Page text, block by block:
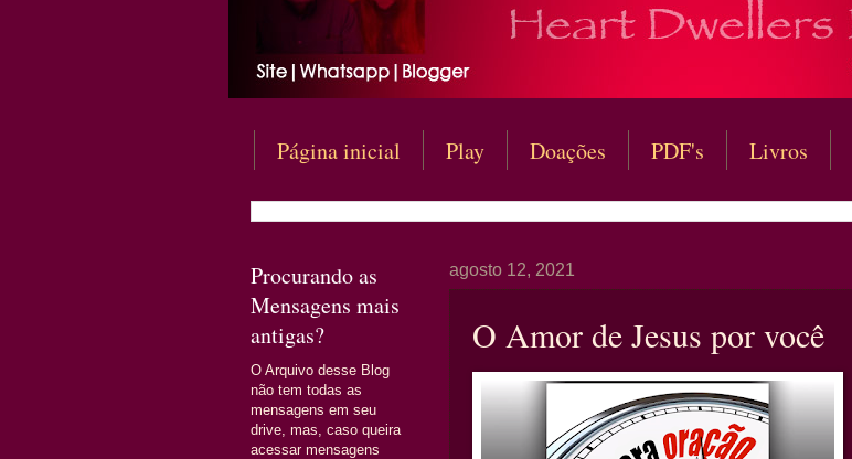
Página inicial Play Doações PDF's Livros
agosto 12, 2021
O Amor de Jesus por você
Procurando as
Mensagens mais
antigas?
O Arquivo desse Blog
não tem todas as
mensagens em seu
drive, mas, caso queira
acessar mensagens